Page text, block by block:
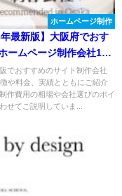
ホームページ制作
年最新版】大阪府でおす
ームページ制作会社19
でおすすめのサイト制作会社
や料金、実績とともにご紹介
制作費用の相場や会社選びのポイ
せてご説明していま...